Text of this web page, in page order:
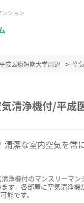
ンション
成医療短期大学周辺 空
清浄機付/平成
清潔な室内空気を常
浄機付のマンスリーマ
す。各部屋に空気清浄
能です。